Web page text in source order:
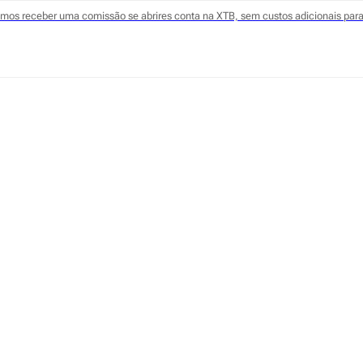
receber uma comissão se abrires conta na XTB, sem custos adicionais